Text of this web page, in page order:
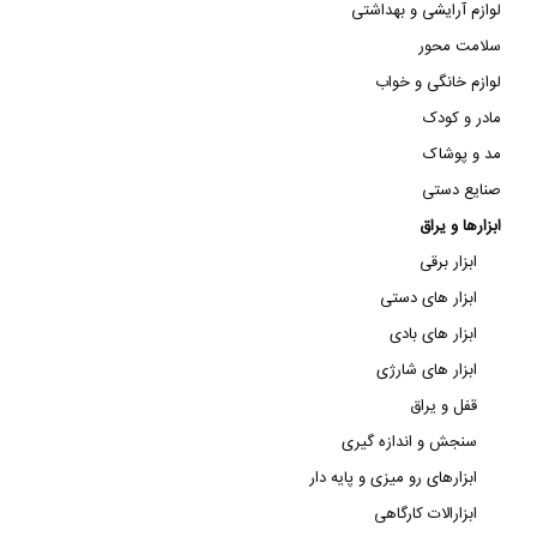
لوازم آرایشی و بهداشتی
سلامت محور
لوازم خانگی و خواب
مادر و کودک
مد و پوشاک
صنایع دستی
ابزارها و یراق
ابزار برقی
ابزار های دستی
ابزار های بادی
ابزار های شارژی
قفل و یراق
سنجش و اندازه گیری
ابزارهای رو میزی و پایه دار
ابزارالات کارگاهی